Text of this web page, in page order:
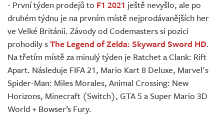
- První týden prodejů to F1 2021 ještě nevyšlo, ale po
druhém týdnu je na prvním místě nejprodávanějších her
ve Velké Británii. Závody od Codemasters si pozici
prohodily sThe Legend of Zelda: Skyward Sword HD.
Na třetím místě za minulý týden je Ratchet a Clank: Rift
Apart. Následuje FIFA 21, Mario Kart 8 Deluxe, Marvel's
Spider-Man: Miles Morales, Animal Crossing: New
Horizons, Minecraft (Switch), GTA 5 a Super Mario 3D
World + Bowser’s Fury.